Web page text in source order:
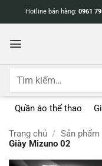
dung
Hotline bán hàng: 0961
Tìm
Quần áo thể thao
Trang chủ / Sản phẩm
Giày Mizuno 02